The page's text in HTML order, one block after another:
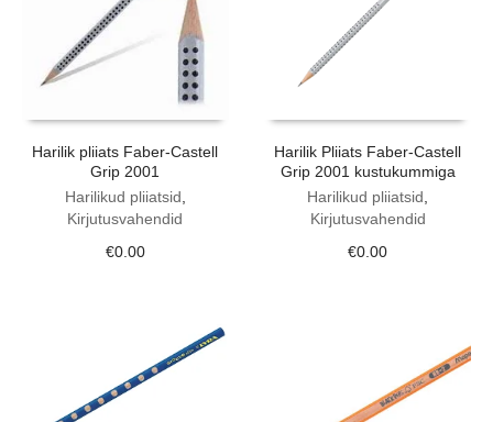
Harilik pliiats Faber-Castell
Grip 2001
Harilikud pliiatsid
Kirjutusvahendid
€0.00
Harilik Pliiats Faber-Castell
Grip 2001 kustukummiga
Harilikud pliiatsid
Kirjutusvahendid
€0.00